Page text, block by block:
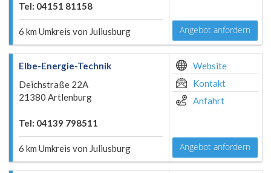
Tel: 04151 81158
6 km Umkreis von Juliusburg Angebot anfordern
Elbe-Energie-Technik
Deichstraße 22A
21380 Artlenburg
Tel: 04139 798511
6 km Umkreis von Juliusburg
Website
Kontakt
Anfahrt
Angebot anfordern